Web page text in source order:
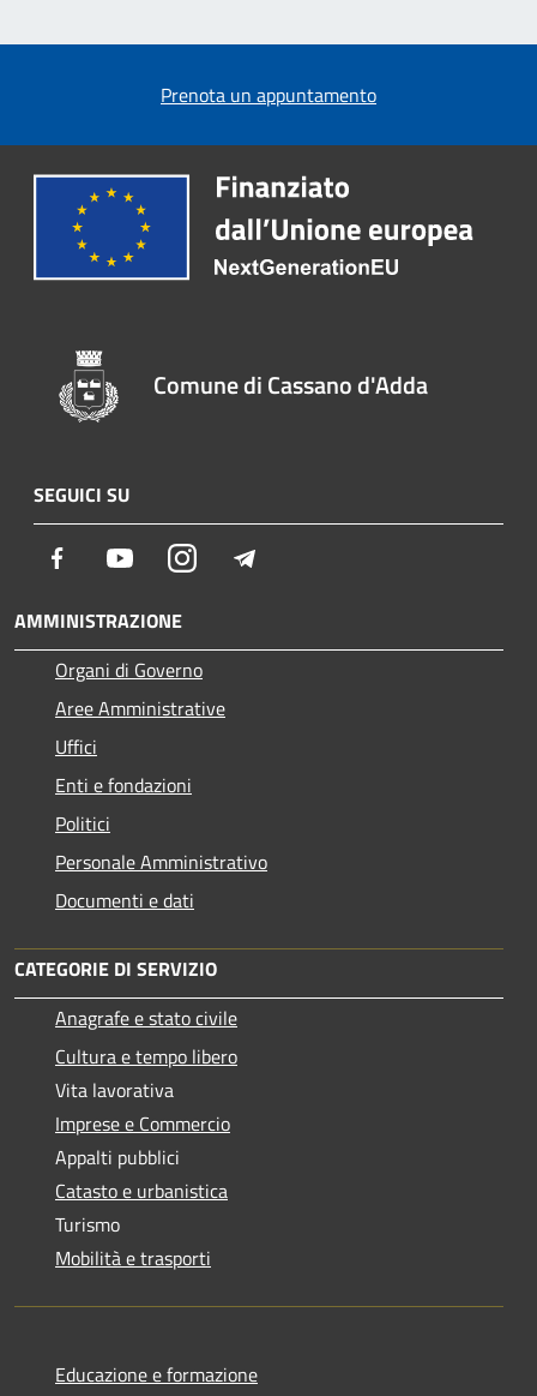
Prenota un appuntamento
Comune di Cassano d'Adda
SEGUICI SU
Facebook YoutubeInstagram
AMMINISTRAZIONE
Organi di Governo
Aree Amministrative
Uffici
Enti e fondazioni
Politici
Personale Amministrativo
Documenti e dati
CATEGORIE DI SERVIZIO
Anagrafe e stato civile
Cultura e tempo libero
Vita lavorativa
Imprese e Commercio
Appalti pubblici
Catasto e urbanistica
Turismo
Mobilità e trasporti
Educazione e formazione